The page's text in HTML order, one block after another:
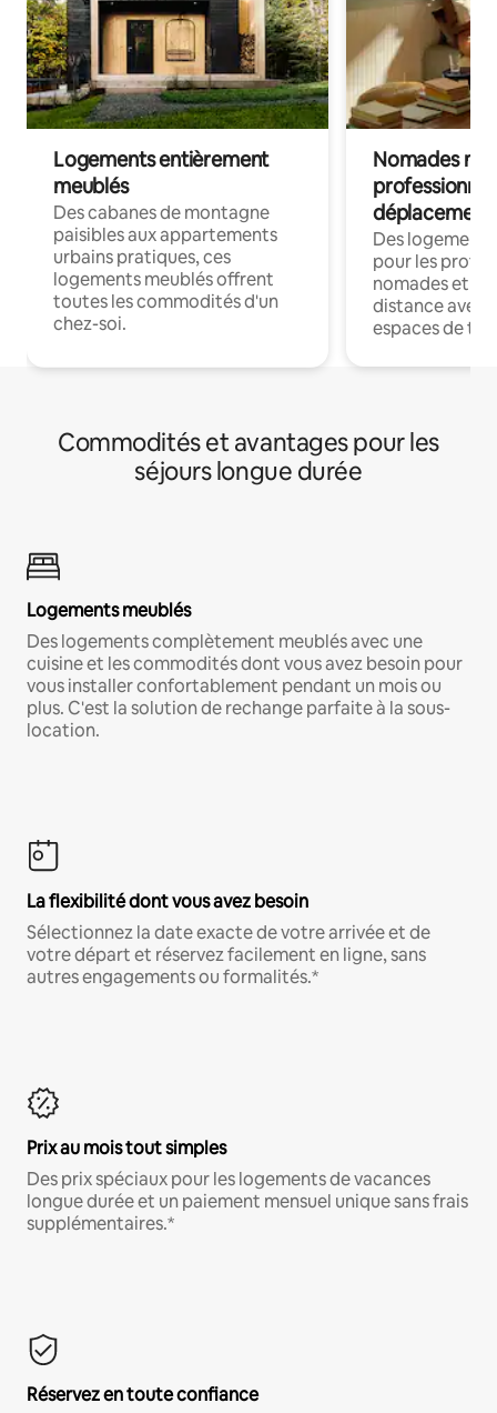
Logements entièrement
meublés
Des cabanes de montagne
paisibles aux appartements
urbains pratiques, ces
logements meublés offrent
toutes les commodités d'un
chez-soi.
Nomades
déplacement
Des
pour les
nomades et
distance avec
espaces de
Commodités et avantages pour les
séjours longue durée
Logements meublés
Des logements complètement meublés avec une
cuisine et les commodités dont vous avez besoin pour
vous installer confortablement pendant un mois ou
plus. C'est la solution de rechange parfaite à la sous-
location.
La flexibilité dont vous avez besoin
Sélectionnez la date exacte de votre arrivée et de
votre départ et réservez facilement en ligne, sans
autres engagements ou formalités.*
Prix au mois tout simples
Des prix spéciaux pour les logements de vacances
longue durée et un paiement mensuel unique sans frais
supplémentaires.*
Réservez en toute confiance